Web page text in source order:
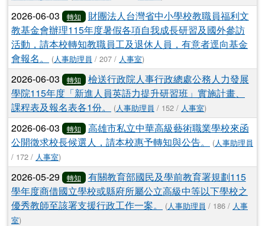
2026-06-03 轉知
財團法人台灣省中小學校教職員福利文
教基金會辦理115年度暑假各項自我成長研習及國外參訪
活動，請本校轉知教職員工及退休人員，有意者逕向基金
會報名。
(人事助理員 / 207 / 人事室)
2026-06-03 轉知
檢送行政院人事行政總處公務人力發展
學院115年度「新進人員英語力提升研習班」實施計畫、
課程表及報名表各1份。
(人事助理員 / 152 / 人事室)
2026-06-03 轉知
高雄市私立中華高級藝術職業學校來函
公開徵求校長候選人，請本校惠予轉知與公告。
(人事助理員
/ 172 / 人事室)
2026-05-29 轉知
有關教育部國民及學前教育署規劃115
學年度商借國立學校或縣府所屬公立高級中等以下學校之
優秀教師至該署支援行政工作一案。
(人事助理員 / 186 / 人事
室)